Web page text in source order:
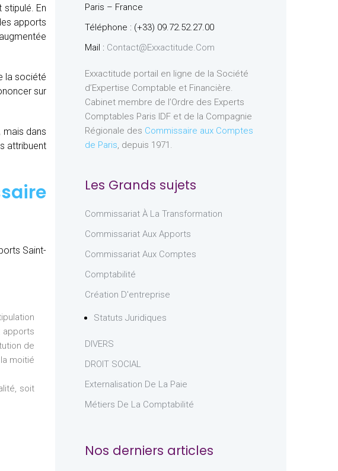
En
apports
la société
sur
dans
attribuent
Saint-
apports
de
moitié
soit
Paris – France
Téléphone : (+33) 09.72.52.27.00
Mail : Contact@exxactitude.com
Exxactitude portail en ligne de la Société
d’Expertise Comptable et Financière.
Cabinet membre de l’Ordre des Experts
Comptables Paris IDF et de la Compagnie
Régionale des Commissaire aux Comptes
de Paris, depuis 1971.
Les Grands sujets
Commissariat À La Transformation
Commissariat Aux Apports
Commissariat Aux Comptes
Comptabilité
Création D'entreprise
Statuts Juridiques
DIVERS
DROIT SOCIAL
Externalisation De La Paie
Métiers De La Comptabilité
Nos derniers articles